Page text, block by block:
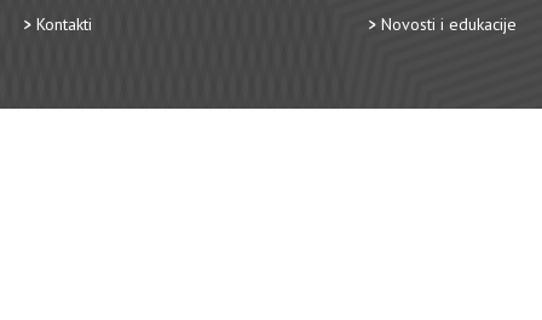
Kontakti
Novosti i edukacije